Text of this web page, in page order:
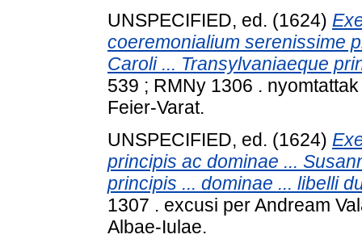
UNSPECIFIED, ed. (1624)
coeremonialium serenissime
Caroli ... Transylvaniaeque
539 ; RMNy 1306 .
Feier-Varat.
UNSPECIFIED, ed. (1624)
principis ac dominae ...
principis ... dominae ... libelli
1307 . excusi per Andream
Albae-Iulae.